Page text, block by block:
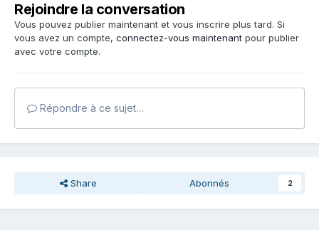
Rejoindre la conversation
Vous pouvez publier maintenant et vous inscrire plus tard. Si
vous avez un compte, connectez-vous maintenant pour publier
avec votre compte.
Répondre à ce sujet…
Share Abonnés 2